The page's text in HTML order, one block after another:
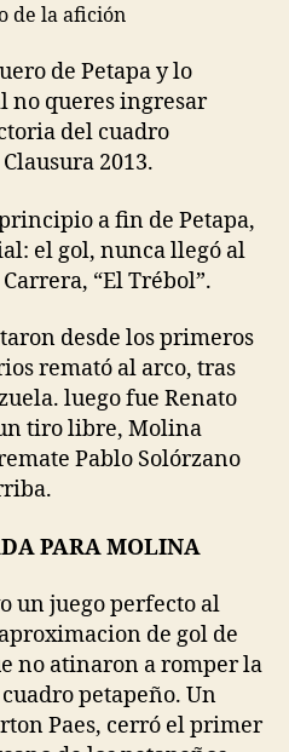
de la afición
de Petapa y lo
no queres ingresar
del cuadro
2013.
a fin de Petapa,
el gol, nunca llegó al
“El Trébol”.
desde los primeros
remató al arco, tras
luego fue Renato
tiro libre, Molina
Pablo Solórzano
PARA MOLINA
un juego perfecto al
de gol de
no atinaron a romper la
petapeño. Un
Paes, cerró el primer